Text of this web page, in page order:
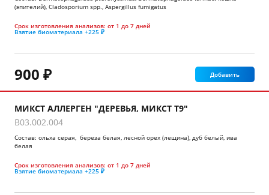
(эпителий), Cladosporium spp., Aspergillus fumigatus
Срок изготовления анализов: от 1 до 7 дней
Взятие биоматериала +225 ₽
900 ₽ Добавить
МИКСТ АЛЛЕРГЕН "ДЕРЕВЬЯ, МИКСТ Т9"
B03.002.004
Состав: ольха серая, береза белая, лесной орех (лещина), дуб белый, ива
белая
Срок изготовления анализов: от 1 до 7 дней
Взятие биоматериала +225 ₽